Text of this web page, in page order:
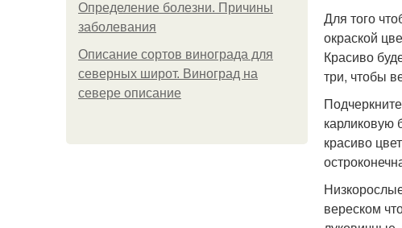
Определение болезни. Причины
заболевания
Описание сортов винограда для
северных широт. Виноград на
севере описание
Для того
окраской
Красиво
три, чтобы
карликовую
красиво
вереском